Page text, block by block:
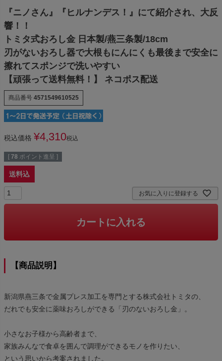
『ニノさん』『ヒルナンデス！』にて紹介され、大反
響！！
トミタ式おろし金 日本製/燕三条製/18cm
刃がないおろし器で大根もにんにくも最後まで安全に
擦れてスポンジで洗いやすい
【頑張って送料無料！】 ネコポス配送
商品番号 4571549610525
税込価格 ¥4,310税込
[ 78 ポイント進呈 ]
送料込
お気に入りに登録する
カートに入れる
【商品説明】
新潟県燕三条で金属プレス加工を専門とする株式会社トミタの、
だれでも安全に薬味おろしができる「刃のないおろし金」。
小さなお子様から高齢者まで、
家族みんなで食卓を囲んで調理ができるモノを作りたい、
という思いから考案されました。